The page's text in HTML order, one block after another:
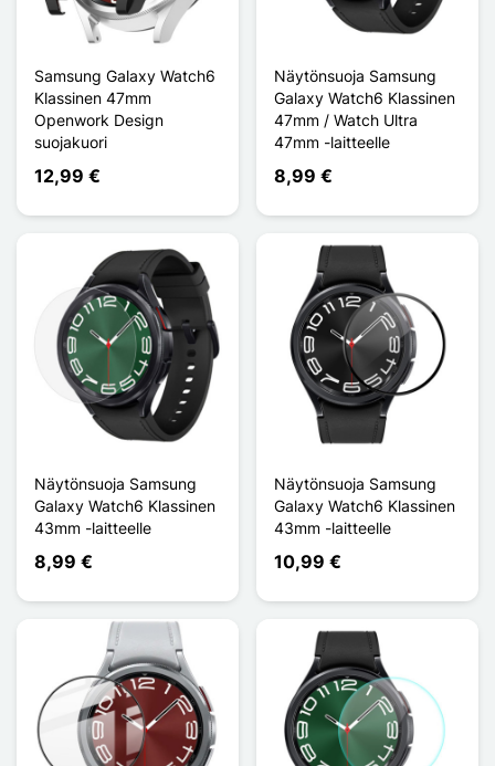
Samsung Galaxy Watch6
Klassinen 47mm
Openwork Design
suojakuori
12,99 €
Näytönsuoja Samsung
Galaxy Watch6 Klassinen
47mm / Watch Ultra
47mm -laitteelle
8,99 €
Näytönsuoja Samsung
Galaxy Watch6 Klassinen
43mm -laitteelle
8,99 €
Näytönsuoja Samsung
Galaxy Watch6 Klassinen
43mm -laitteelle
10,99 €